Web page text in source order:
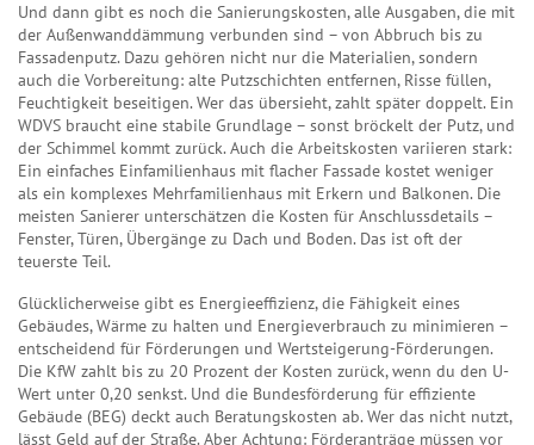
Und dann gibt es noch die Sanierungskosten,alle Ausgaben, die mit
der Außenwanddämmung verbunden sind – von Abbruch bis zu
Fassadenputz. Dazu gehören nicht nur die Materialien, sondern
auch die Vorbereitung: alte Putzschichten entfernen, Risse füllen,
Feuchtigkeit beseitigen. Wer das übersieht, zahlt später doppelt. Ein
WDVS braucht eine stabile Grundlage – sonst bröckelt der Putz, und
der Schimmel kommt zurück. Auch die Arbeitskosten variieren stark:
Ein einfaches Einfamilienhaus mit flacher Fassade kostet weniger
als ein komplexes Mehrfamilienhaus mit Erkern und Balkonen. Die
meisten Sanierer unterschätzen die Kosten für Anschlussdetails –
Fenster, Türen, Übergänge zu Dach und Boden. Das ist oft der
teuerste Teil.
Glücklicherweise gibt es Energieeffizienz,die Fähigkeit eines
Gebäudes, Wärme zu halten und Energieverbrauch zu minimieren –
entscheidend für Förderungen und Wertsteigerung-Förderungen.
Die KfW zahlt bis zu 20 Prozent der Kosten zurück, wenn du den U-
Wert unter 0,20 senkst. Und die Bundesförderung für effiziente
Gebäude (BEG) deckt auch Beratungskosten ab. Wer das nicht nutzt,
lässt Geld auf der Straße. Aber Achtung: Förderanträge müssen vor